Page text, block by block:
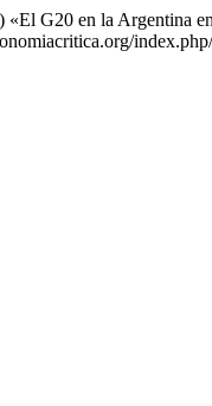
«El G20 en la Argentina